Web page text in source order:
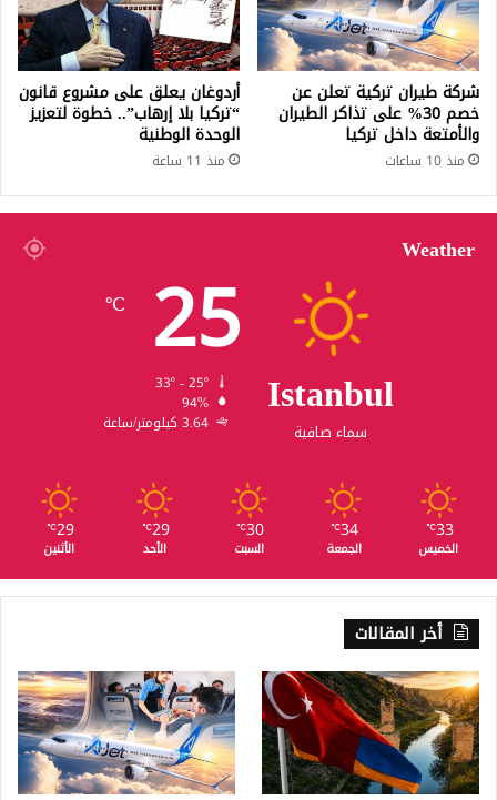
شركة طيران تركية تعلن عن
خصم 30% على تذاكر الطيران
والأمتعة داخل تركيا
منذ 10 ساعات
أردوغان يعلق على مشروع قانون
“تركيا بلا إرهاب”.. خطوة لتعزيز
الوحدة الوطنية
منذ 11 ساعة
Weather
Istanbul
سماء صافية
25
℃
94%
3.64 كيلومتر/ساعة
33
℃
الخميس
34
℃
الجمعة
30
℃
السبت
29
℃
الأحد
29
℃
الأثنين
أخر المقالات